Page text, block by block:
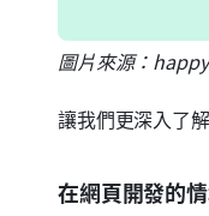
圖片來源：
讓我們更深入了解
在網頁開發的